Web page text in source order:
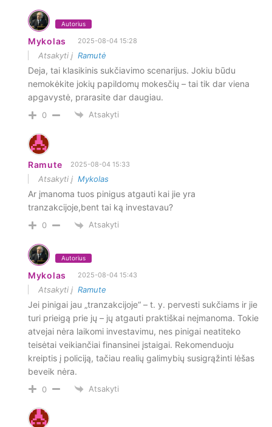
Autorius
Mykolas 2025-08-04 15:28
Atsakyti į Ramutė
Deja, tai klasikinis sukčiavimo scenarijus. Jokiu būdu
nemokėkite jokių papildomų mokesčių – tai tik dar viena
apgavystė, prarasite dar daugiau.
0 Atsakyti
Ramute 2025-08-04 15:33
Atsakyti į Mykolas
Ar įmanoma tuos pinigus atgauti kai jie yra
tranzakcijoje,bent tai ką investavau?
0 Atsakyti
Autorius
Mykolas 2025-08-04 15:43
Atsakyti į Ramute
Jei pinigai jau „tranzakcijoje“ – t. y. pervesti sukčiams ir jie
turi prieigą prie jų – jų atgauti praktiškai neįmanoma. Tokie
atvejai nėra laikomi investavimu, nes pinigai neatiteko
teisėtai veikiančiai finansinei įstaigai. Rekomenduoju
kreiptis į policiją, tačiau realių galimybių susigrąžinti lėšas
beveik nėra.
0 Atsakyti